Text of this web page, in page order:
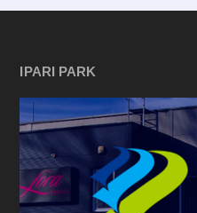
IPARI PARK